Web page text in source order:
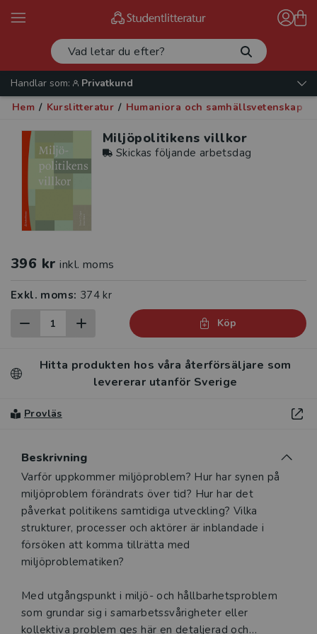
Handlar som:
Privatkund
Hem / Kurslitteratur / Humaniora och samhällsvetenskap
Miljöpolitikens villkor
Skickas följande arbetsdag
396 kr inkl. moms
Exkl. moms: 374 kr
Köp
Hitta produkten hos våra återförsäljare som
levererar utanför Sverige
Provläs
Beskrivning
Beskrivning
Varför uppkommer miljöproblem? Hur har synen på
miljöproblem förändrats över tid? Hur har det
påverkat politikens samtidiga utveckling? Vilka
strukturer, processer och aktörer är inblandade i
försöken att komma tillrätta med
miljöproblematiken?
Med utgångspunkt i miljö- och hållbarhetsproblem
som grundar sig i samarbetssvårigheter eller
kollektiva problem ges här en detaljerad och